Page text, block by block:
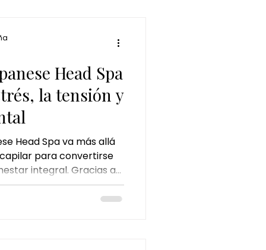
Head Spa
la tensión y
Head Spa va más allá
para convertirse
integral. Gracias a
técnicas de
cabelludo, ayuda a